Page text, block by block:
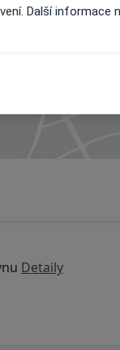
záložce
Detaily
Další informace